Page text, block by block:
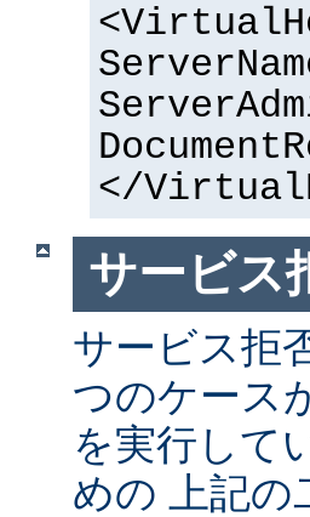
</
サービス
サービス拒
つのケース
を実行して
めの 上記の